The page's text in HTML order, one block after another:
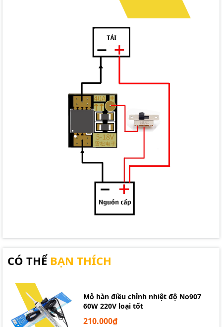
CÓ THỂ BẠN THÍCH
Mỏ hàn điều chỉnh nhiệt độ No907
60W 220V loại tốt
210.000₫